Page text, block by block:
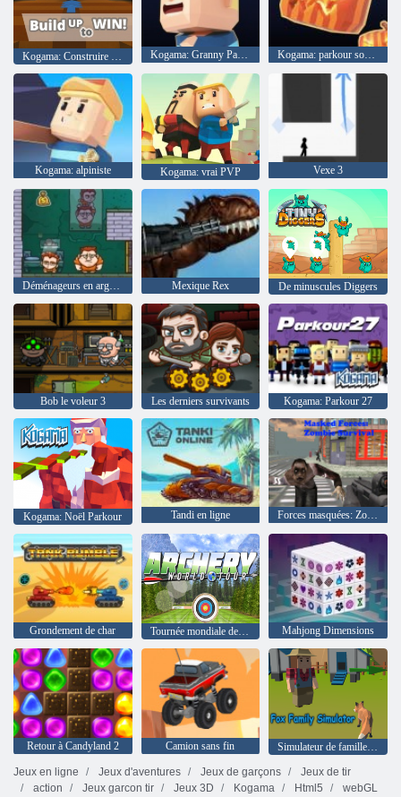
Kogama: Granny Parkour Kogama: parkour sombre
Kogama: alpiniste Kogama: vrai PVP Vexe 3
Déménageurs en argent 2 Mexique Rex De minuscules Diggers
Bob le voleur 3 Les derniers survivants Kogama: Parkour 27
Kogama: Noël Parkour Tandi en ligne Forces masquées: Zombie Survival
Grondement de char Tournée mondiale de tir à l'arc Mahjong Dimensions
Retour à Candyland 2 Camion sans fin
Simulateur de famille Fox
Jeux en ligne
Jeux d'aventures Jeux de garçons
Jeux de tir
action
Jeux garcon tir Jeux 3D Kogama Html5 webGL